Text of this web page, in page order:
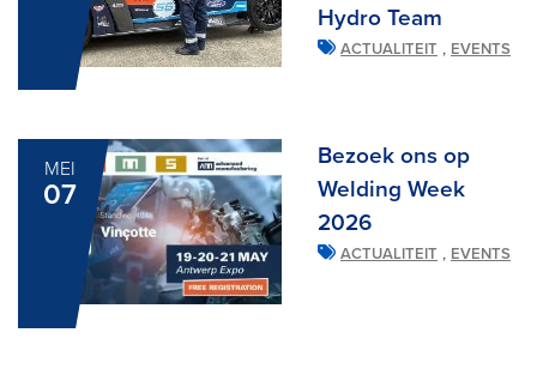
Hydro Team
ACTUALITEIT , EVENTS
MEI
07
Bezoek ons op
Welding Week
2026
ACTUALITEIT , EVENTS